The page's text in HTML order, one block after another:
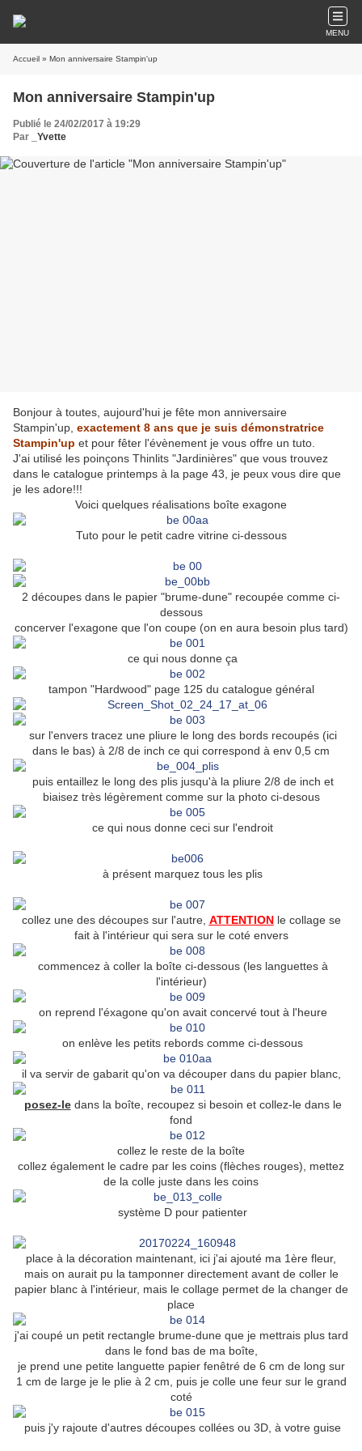
MENU
Accueil » Mon anniversaire Stampin'up
Mon anniversaire Stampin'up
Publié le 24/02/2017 à 19:29
Par
_Yvette
Bonjour à toutes, aujourd'hui je fête mon anniversaire
Stampin'up, exactement 8 ans que je suis démonstratrice
Stampin'up et pour fêter l'évènement je vous offre un tuto.
J'ai utilisé les poinçons Thinlits "Jardinières" que vous trouvez
dans le catalogue printemps à la page 43, je peux vous dire que
je les adore!!!
Voici quelques réalisations boîte exagone
Tuto pour le petit cadre vitrine ci-dessous
2 découpes dans le papier "brume-dune" recoupée comme ci-
dessous
concerver l'exagone que l'on coupe (on en aura besoin plus tard)
ce qui nous donne ça
tampon "Hardwood" page 125 du catalogue général
sur l'envers tracez une pliure le long des bords recoupés (ici
dans le bas) à 2/8 de inch ce qui correspond à env 0,5 cm
puis entaillez le long des plis jusqu'à la pliure 2/8 de inch et
biaisez très légèrement comme sur la photo ci-desous
ce qui nous donne ceci sur l'endroit
à présent marquez tous les plis
collez une des découpes sur l'autre, ATTENTIONle collage se
fait à l'intérieur qui sera sur le coté envers
commencez à coller la boîte ci-dessous (les languettes à
l'intérieur)
on reprend l'éxagone qu'on avait concervé tout à l'heure
on enlève les petits rebords comme ci-dessous
il va servir de gabarit qu'on va découper dans du papier blanc,
posez-ledans la boîte, recoupez si besoin et collez-le dans le
fond
collez le reste de la boîte
collez également le cadre par les coins (flèches rouges), mettez
de la colle juste dans les coins
système D pour patienter
place à la décoration maintenant, ici j'ai ajouté ma 1ère fleur,
mais on aurait pu la tamponner directement avant de coller le
papier blanc à l'intérieur, mais le collage permet de la changer de
place
j'ai coupé un petit rectangle brume-dune que je mettrais plus tard
dans le fond bas de ma boîte,
je prend une petite languette papier fenêtré de 6 cm de long sur
1 cm de large je le plie à 2 cm, puis je colle une feur sur le grand
coté
puis j'y rajoute d'autres découpes collées ou 3D, à votre guise